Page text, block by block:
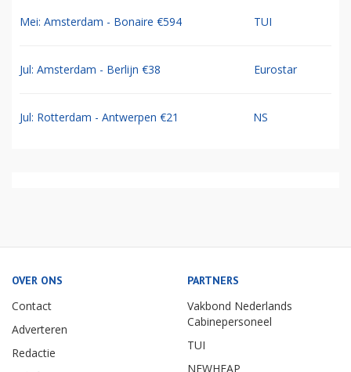
Mei: Amsterdam - Bonaire €594 TUI
Jul: Amsterdam - Berlijn €38 Eurostar
Jul: Rotterdam - Antwerpen €21 NS
OVER ONS
Contact
Adverteren
Redactie
PARTNERS
Vakbond Nederlands
Cabinepersoneel
TUI
NEWHEAP